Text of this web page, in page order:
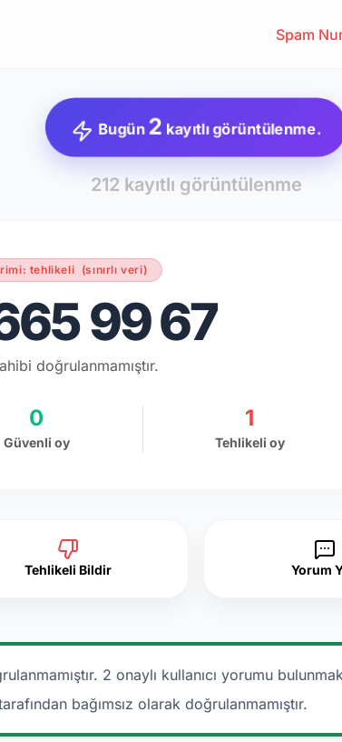
Spam
Bugün2 kayıtlı görüntülenme.
212 kayıtlı görüntülenme
tehlikeli (sınırlı veri)
99 67
doğrulanmamıştır.
0
Güvenli oy
1
Tehlikeli oy
Tehlikeli Bildir Yorum
2 onaylı kullanıcı yorumu
bağımsız olarak doğrulanmamıştır.